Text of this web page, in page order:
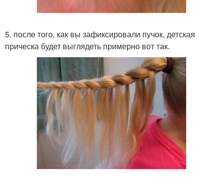
5. после того, как вы зафиксировали пучок, детская
прическа будет выглядеть примерно вот так.